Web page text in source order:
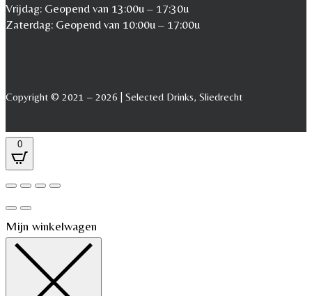
Vrijdag: Geopend van 13:00u – 17:30u
Zaterdag: Geopend van 10:00u – 17:00u
Copyright © 2021 – 2026 | Selected Drinks, Sliedrecht
0
Mijn winkelwagen